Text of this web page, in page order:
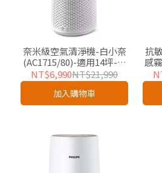
奈米級空氣清淨機-白小奈
(AC1715/80)-適用14坪-友
好企業專屬優惠
NT$6,990NT$21,990
加入購物車
抗
感